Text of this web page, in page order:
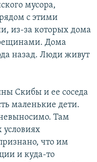
мусора,
с этими
из-за которых дома
Дома
назад. Люди живут
Скибы и ее соседа
маленькие дети.
Там
условиях
что им
и куда-то